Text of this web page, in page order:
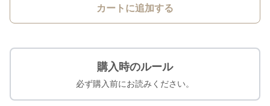
カートに追加する
購入時のルール
必ず購入前にお読みください。